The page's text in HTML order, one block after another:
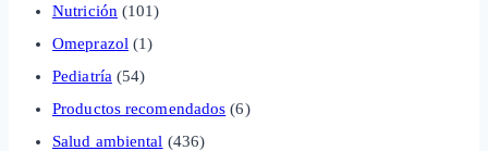
Nutrición (101)
Omeprazol (1)
Pediatría (54)
Productos recomendados (6)
Salud ambiental (436)